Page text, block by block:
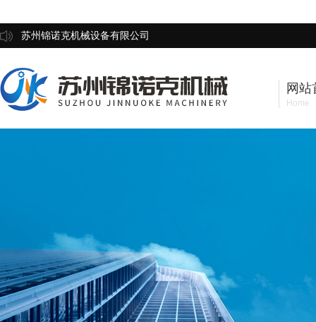
苏州锦诺克机械设备有限公司
网站
Home